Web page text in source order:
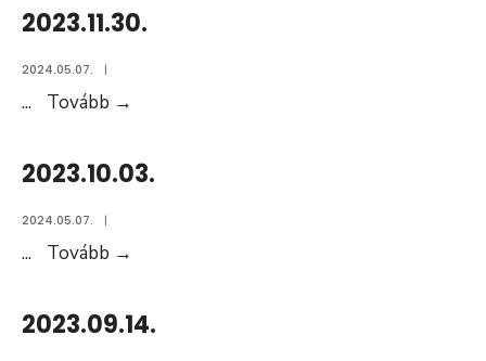
2023.11.30.
2024.05.07. |
... Tovább →
2023.10.03.
2024.05.07. |
... Tovább →
2023.09.14.